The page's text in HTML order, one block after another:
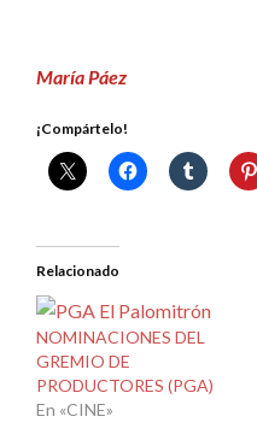
María Páez
¡Compártelo!
Relacionado
NOMINACIONES DEL
GREMIO DE
PRODUCTORES (PGA)
En «CINE»